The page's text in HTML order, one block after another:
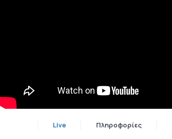
Live Πληροφορίες